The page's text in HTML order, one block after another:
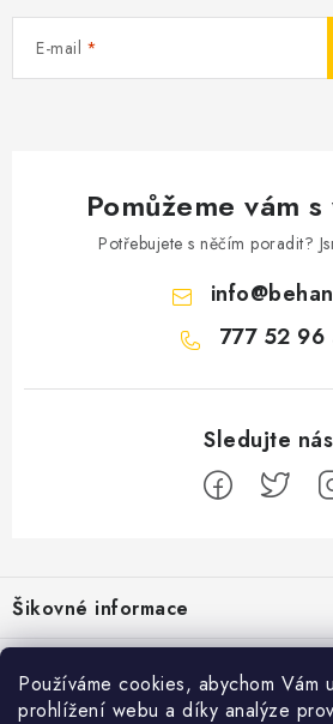
Používáme cookies, abychom Vám
prohlížení webu a díky analýze
E-mail
Pomůžeme vám
Potřebujete s něčím poradit?
info@
777 52 96
á
p
a
Šikovné informace
Ceník dopravy
Moje objednávka
Běžecké zajímavosti
Proč jít běhat právě o víkendu?